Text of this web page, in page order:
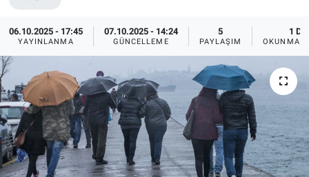
06.10.2025 - 17:45
YAYINLANMA
07.10.2025 - 14:24
GÜNCELLEME
5
PAYLAŞIM
1 DK
OKUNMA